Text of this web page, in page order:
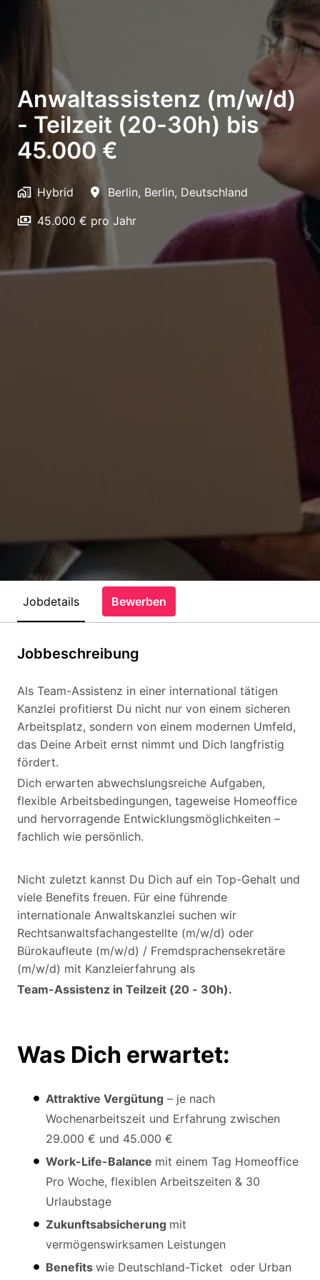
Anwaltassistenz (m/w/d)
- Teilzeit (20-30h) bis
45.000 €
Hybrid Berlin, Berlin, Deutschland
45.000 € pro Jahr
Jobdetails Bewerben
Jobbeschreibung
Als Team-Assistenz in einer international tätigen
Kanzlei profitierst Du nicht nur von einem sicheren
Arbeitsplatz, sondern von einem modernen Umfeld,
das Deine Arbeit ernst nimmt und Dich langfristig
fördert.
Dich erwarten abwechslungsreiche Aufgaben,
flexible Arbeitsbedingungen, tageweise Homeoffice
und hervorragende Entwicklungsmöglichkeiten –
fachlich wie persönlich.
Nicht zuletzt kannst Du Dich auf ein Top-Gehalt und
viele Benefits freuen. Für eine führende
internationale Anwaltskanzlei suchen wir
Rechtsanwaltsfachangestellte (m/w/d) oder
Bürokaufleute (m/w/d) / Fremdsprachensekretäre
(m/w/d) mit Kanzleierfahrung als
Team-Assistenz in Teilzeit (20 - 30h).
Was Dich erwartet:
Attraktive Vergütung – je nach
Wochenarbeitszeit und Erfahrung zwischen
29.000 € und 45.000 €
Work-Life-Balance mit einem Tag Homeoffice
Pro Woche, flexiblen Arbeitszeiten & 30
Urlaubstage
Zukunftsabsicherung mit
vermögenswirksamen Leistungen
Benefits wie Deutschland-Ticket oder Urban